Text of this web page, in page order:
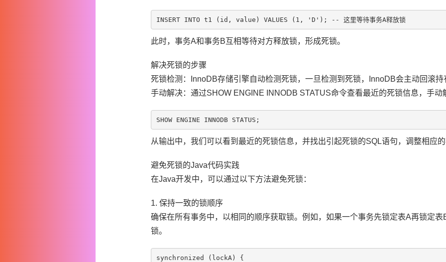
此时，事务A和事务B互相等待对方释放锁，形成死锁。
解决死锁的步骤
死锁检测：InnoDB存储引擎自动检测死锁，一旦检测到死锁，InnoDB会主动回滚持
手动解决：通过SHOW ENGINE INNODB STATUS命令查看最近的死锁信息，手动
从输出中，我们可以看到最近的死锁信息，并找出引起死锁的SQL语句，调整相应的
避免死锁的Java代码实践
在Java开发中，可以通过以下方法避免死锁：
1. 保持一致的锁顺序
确保在所有事务中，以相同的顺序获取锁。例如，如果一个事务先锁定表A再锁定
锁。
synchronized (lockA) {